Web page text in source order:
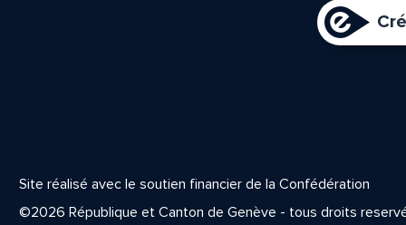
Site réalisé avec le soutien financier de la Confédération
©2026 République et Canton de Genève - tous droits